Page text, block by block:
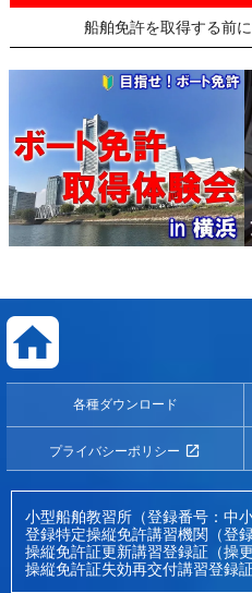
船舶免許を取得する前に
各種ダウンロード
プライバシーポリシー
小型船舶教習所（登録番号：中
登録特定操縦免許講習機関（登
操縦免許証更新講習登録証（操
操縦免許証失効再交付講習登録